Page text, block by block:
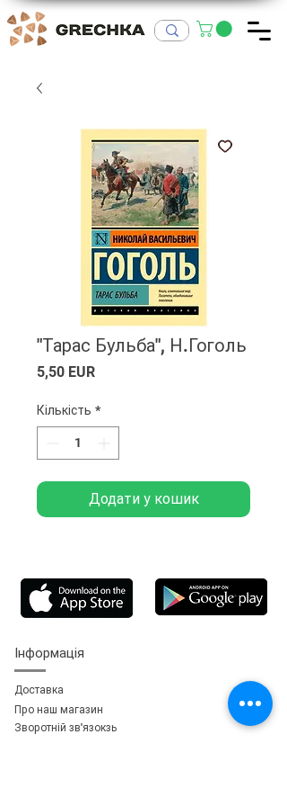
"Тарас Бульба", Н.Гоголь
5,50 EURЦіна
Кількість *
Додати у кошик
Інформація
Доставка
Про наш магазин
Зворотній зв'язокзь